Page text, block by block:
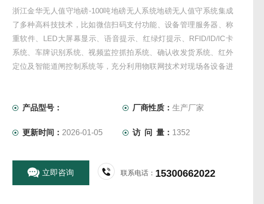
浙江金华无人值守地磅-100吨地磅无人系统地磅无人值守系统集成
了多种高科技技术，比如微信扫码支付功能、设备管理服务器、称
重软件、LED大屏幕显示、语音提示、红绿灯提示、RFID/ID/IC卡
系统、车牌识别系统、视频监控抓拍系统、确认收发货系统、红外
定位及智能道闸控制系统等，充分利用物联网技术对现场各设备进
产品型号：
厂商性质：生产厂家
更新时间： 2026-01-05 访 问 量： 1352
立即咨询 联系电话： 15300662022